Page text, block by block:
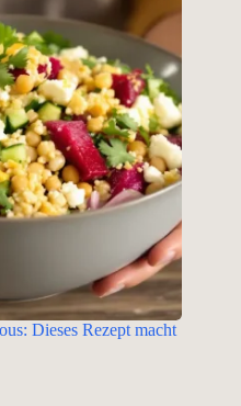
Dieses Rezept macht